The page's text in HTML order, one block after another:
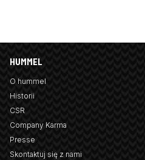
HUMMEL
O hummel
Historii
CSR
Company Karma
Presse
Skontaktuj się z nami